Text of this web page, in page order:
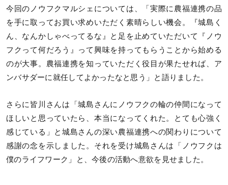
今回のノウフクマルシェについては、「実際に農福連携の品
を手に取ってお買い求めいただく素晴らしい機会。『城島く
ん、なんかしゃべってるな』と足を止めていただいて『ノウ
フクって何だろう』って興味を持ってもらうことから始める
のが大事。農福連携を知っていただく役目が果たせれば、ア
ンバサダーに就任してよかったなと思う」と語りました。
さらに皆川さんは「城島さんにノウフクの輪の仲間になって
ほしいと思っていたら、本当になってくれた。とても心強く
感じている」と城島さんの深い農福連携への関わりについて
感謝の念を示しました。それを受け城島さんは「ノウフクは
僕のライフワーク」と、今後の活動へ意欲を見せました。